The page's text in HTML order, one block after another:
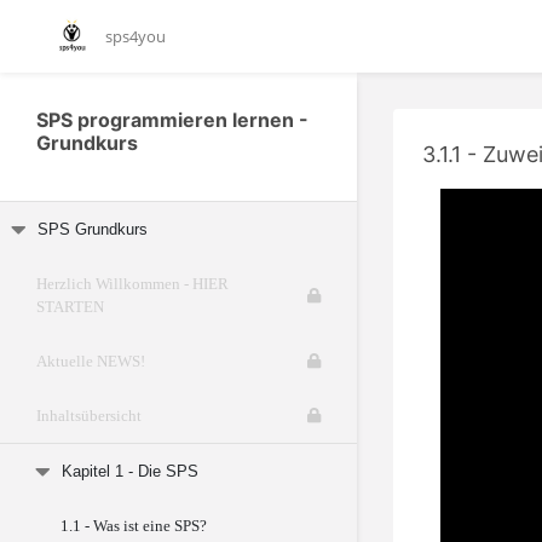
sps4you
SPS programmieren lernen -
Grundkurs
SPS Grundkurs
Herzlich Willkommen - HIER
STARTEN
Aktuelle NEWS!
Inhaltsübersicht
Kapitel 1 - Die SPS
1.1 - Was ist eine SPS?
3.1.1 -